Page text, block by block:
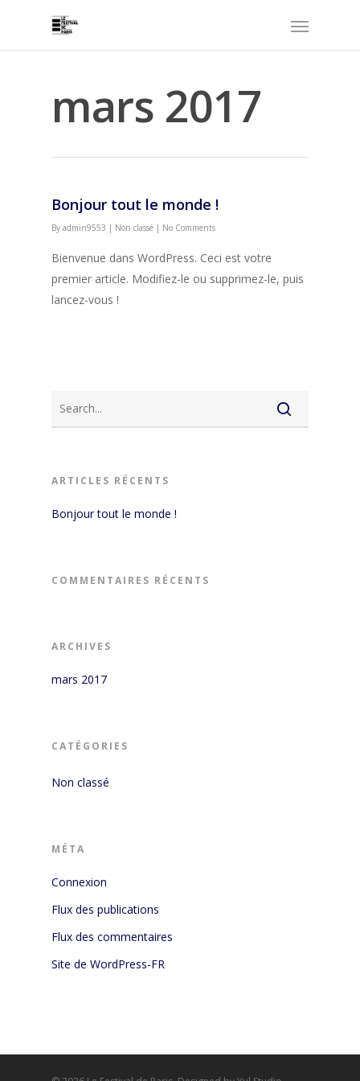
mars 2017
Bonjour tout le monde !
By admin9553 | Non classé | No Comments
Bienvenue dans WordPress. Ceci est votre
premier article. Modifiez-le ou supprimez-le, puis
lancez-vous !
ARTICLES RÉCENTS
Bonjour tout le monde !
COMMENTAIRES RÉCENTS
ARCHIVES
mars 2017
CATÉGORIES
Non classé
MÉTA
Connexion
Flux des publications
Flux des commentaires
Site de WordPress-FR